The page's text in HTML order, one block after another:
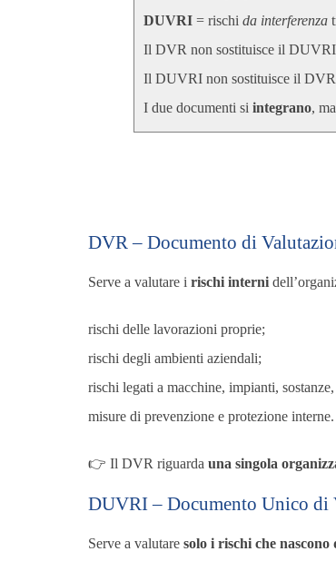
DUVRI = rischida interferenza
Il DVR non sostituisce il
Il DUVRI non sostituisce il DVR
I due documenti siintegrano,
DVR – Documento di
Serve a valutare irischi interni
rischi delle lavorazioni proprie;
rischi degli ambienti aziendali;
rischi legati a macchine, impianti,
misure di prevenzione e protezione interne.
👉 Il DVR riguardauna singola
DUVRI – Documento Unico di
Serve a valutaresolo i rischi che